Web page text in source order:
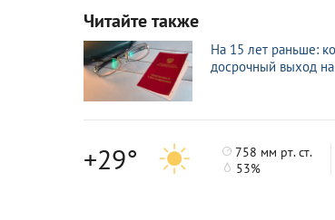
Читайте также
На 15 лет раньше:
досрочный выход
+29°
758 мм рт. ст.
53%